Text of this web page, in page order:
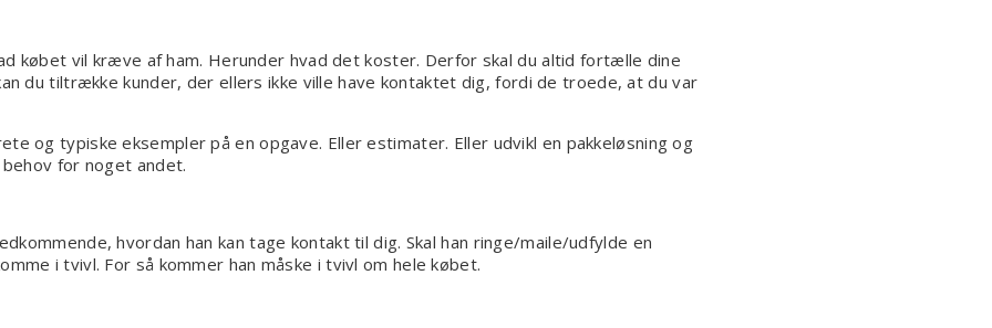
købet vil kræve af ham. Herunder hvad det koster. Derfor skal du altid fortælle dine
du tiltrække kunder, der ellers ikke ville have kontaktet dig, fordi de troede, at du var
og typiske eksempler på en opgave. Eller estimater. Eller udvikl en pakkeløsning og
for noget andet.
hvordan han kan tage kontakt til dig. Skal han ringe/maile/udfylde en
i tvivl. For så kommer han måske i tvivl om hele købet.